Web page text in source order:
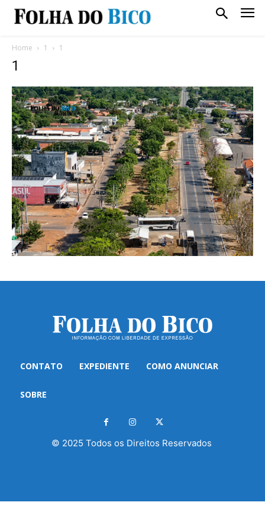
Home 1 1
1
CONTATO EXPEDIENTE COMO ANUNCIAR
SOBRE
© 2025 Todos os Direitos Reservados